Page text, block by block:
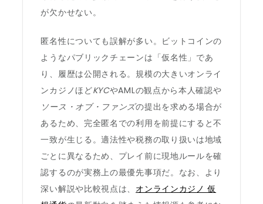
が欠かせない。
匿名性についても誤解が多い。ビットコインの
ようなパブリックチェーンは「仮名性」であ
り、履歴は公開される。規模の大きいオンライ
ンカジノほどKYCやAMLの観点から本人確認や
ソース・オブ・ファンズの提出を求める場合が
あるため、完全匿名での利用を前提にすると不
一致が生じる。適法性や税務の取り扱いは地域
ごとに異なるため、プレイ前に現地ルールを確
認するのが実務上の最優先事項だ。なお、より
深い解説や比較視点は、 オンラインカジノ 仮